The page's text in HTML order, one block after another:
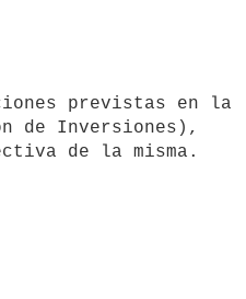
de Inversiones),